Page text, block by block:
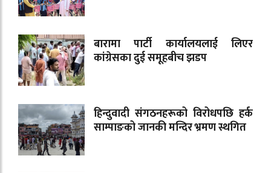
बारामा पार्टी कार्यालयलाई लिएर
कांग्रेसका दुई समूहबीच झडप
हिन्दुवादी संगठनहरूको विरोधपछि हर्क
साम्पाङको जानकी मन्दिर भ्रमण स्थगित